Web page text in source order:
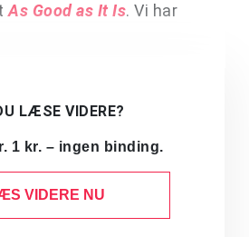
As Good as It Is. Vi har
LÆSE VIDERE?
1 kr. – ingen binding.
VIDERE NU